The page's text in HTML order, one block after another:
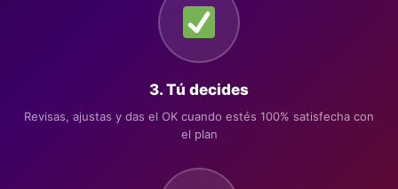
3. Tú decides
Revisas, ajustas y das el OK cuando estés 100% satisfecha con
el plan